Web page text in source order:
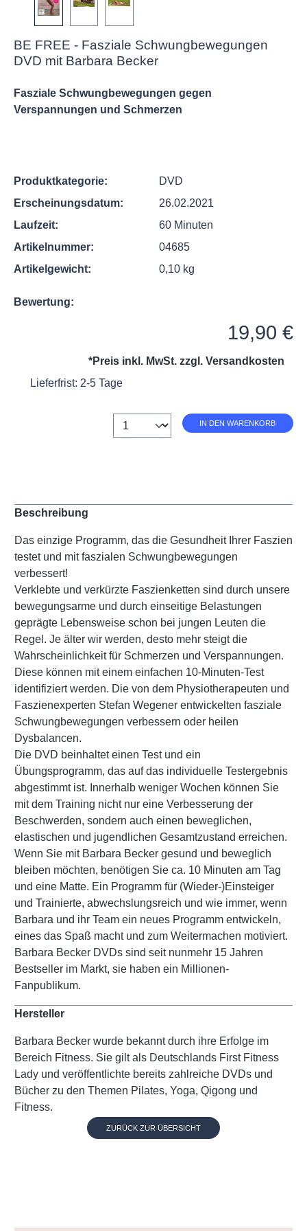
BE FREE - Fasziale Schwungbewegungen
DVD mit Barbara Becker
Fasziale Schwungbewegungen gegen
Verspannungen und Schmerzen
Produktkategorie:
DVD
Erscheinungsdatum:
26.02.2021
Laufzeit:
60 Minuten
Artikelnummer:
04685
Artikelgewicht:
0,10 kg
Bewertung:
19,90 €
*Preis inkl. MwSt. zzgl. Versandkosten
Lieferfrist: 2-5 Tage
Anzahl IN DEN WARENKORB
Beschreibung
Das einzige Programm, das die Gesundheit Ihrer Faszien
testet und mit faszialen Schwungbewegungen
verbessert!
Verklebte und verkürzte Faszienketten sind durch unsere
bewegungsarme und durch einseitige Belastungen
geprägte Lebensweise schon bei jungen Leuten die
Regel. Je älter wir werden, desto mehr steigt die
Wahrscheinlichkeit für Schmerzen und Verspannungen.
Diese können mit einem einfachen 10-Minuten-Test
identifiziert werden. Die von dem Physiotherapeuten und
Faszienexperten Stefan Wegener entwickelten fasziale
Schwungbewegungen verbessern oder heilen
Dysbalancen.
Die DVD beinhaltet einen Test und ein
Übungsprogramm, das auf das individuelle Testergebnis
abgestimmt ist. Innerhalb weniger Wochen können Sie
mit dem Training nicht nur eine Verbesserung der
Beschwerden, sondern auch einen beweglichen,
elastischen und jugendlichen Gesamtzustand erreichen.
Wenn Sie mit Barbara Becker gesund und beweglich
bleiben möchten, benötigen Sie ca. 10 Minuten am Tag
und eine Matte. Ein Programm für (Wieder-)Einsteiger
und Trainierte, abwechslungsreich und wie immer, wenn
Barbara und ihr Team ein neues Programm entwickeln,
eines das Spaß macht und zum Weitermachen motiviert.
Barbara Becker DVDs sind seit nunmehr 15 Jahren
Bestseller im Markt, sie haben ein Millionen-
Fanpublikum.
Hersteller
Barbara Becker wurde bekannt durch ihre Erfolge im
Bereich Fitness. Sie gilt als Deutschlands First Fitness
Lady und veröffentlichte bereits zahlreiche DVDs und
Bücher zu den Themen Pilates, Yoga, Qigong und
Fitness.
ZURÜCK ZUR ÜBERSICHT